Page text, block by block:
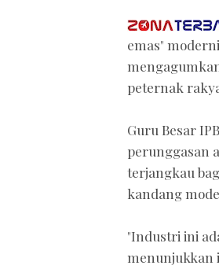
emas"
peternak
Guru Besar
perunggasan
terjangkau
kandang
"Industri ini
menunjukkan